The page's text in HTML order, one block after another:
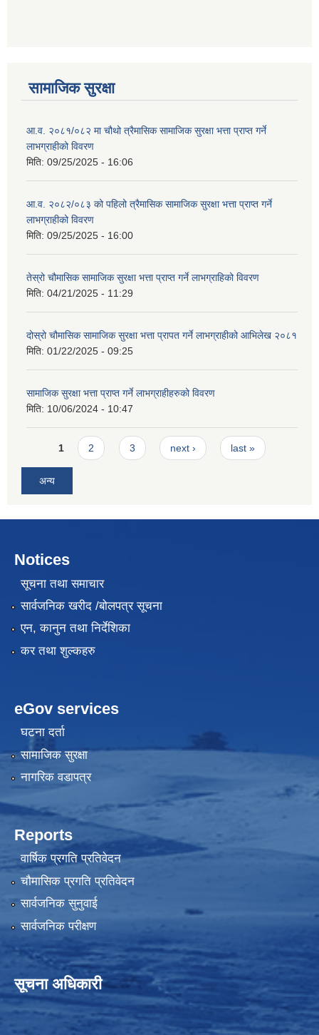
सामाजिक सुरक्षा
आ.व. २०८१/०८२ मा चौथो त्रैमासिक सामाजिक सुरक्षा भत्ता प्राप्त गर्ने
लाभग्राहीको विवरण
मिति: 09/25/2025 - 16:06
आ.व. २०८२/०८३ को पहिलो त्रैमासिक सामाजिक सुरक्षा भत्ता प्राप्त गर्ने
लाभग्राहीको विवरण
मिति: 09/25/2025 - 16:00
तेस्रो चौमासिक सामाजिक सुरक्षा भत्ता प्राप्त गर्ने लाभग्राहिको विवरण
मिति: 04/21/2025 - 11:29
दोस्रो चौमासिक सामाजिक सुरक्षा भत्ता प्रापत गर्ने लाभग्राहीको आभिलेख २०८१
मिति: 01/22/2025 - 09:25
सामाजिक सुरक्षा भत्ता प्राप्त गर्ने लाभग्राहीहरुको विवरण
मिति: 10/06/2024 - 10:47
Pages
1 2 3 next › last »
अन्य
Notices
सूचना तथा समाचार
सार्वजनिक खरीद /बोलपत्र सूचना
एन, कानुन तथा निर्देशिका
कर तथा शुल्कहरु
eGov services
घटना दर्ता
सामाजिक सुरक्षा
नागरिक वडापत्र
Reports
वार्षिक प्रगति प्रतिवेदन
चौमासिक प्रगति प्रतिवेदन
सार्वजनिक सुनुवाई
सार्वजनिक परीक्षण
सूचना अधिकारी